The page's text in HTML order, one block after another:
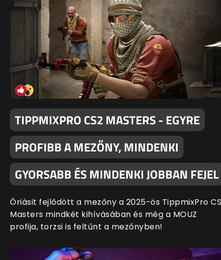
TIPPMIXPRO CS2 MASTERS - EGYRE
PROFIBB A MEZŐNY, MINDENKI
GYORSABB ÉS MINDENKI JOBBAN FEJEL
Óriásit fejlődött a mezőny a 2025-ös TippmixPro
Masters mindkét kihívásában és még a MOUZ
profija, torzsi is feltűnt a mezőnyben!